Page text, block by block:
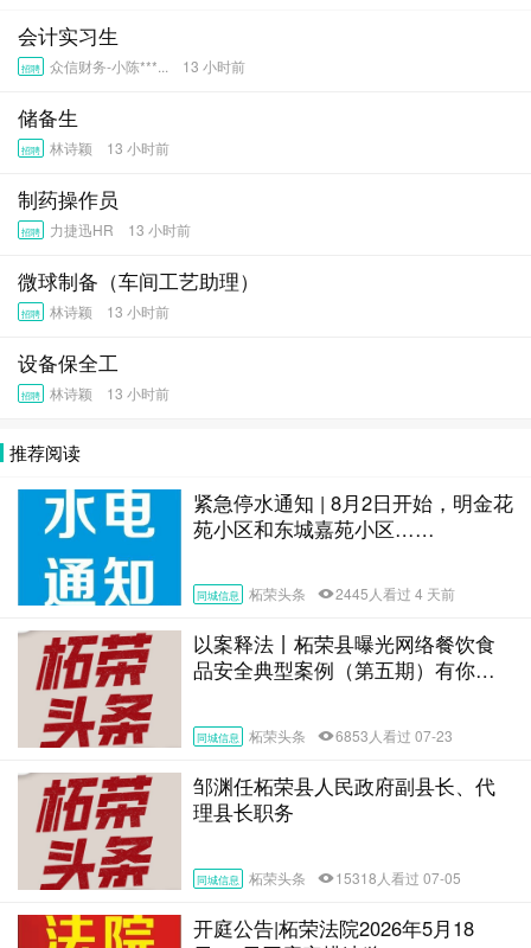
会计实习生
招聘 众信财务-小陈***... 13 小时前
储备生
招聘 林诗颖 13 小时前
制药操作员
招聘 力捷迅HR 13 小时前
微球制备（车间工艺助理）
招聘 林诗颖 13 小时前
设备保全工
招聘 林诗颖 13 小时前
推荐阅读
紧急停水通知 | 8月2日开始，明金花
苑小区和东城嘉苑小区……
同城信息 柘荣头条 2445人看过 4 天前
以案释法丨柘荣县曝光网络餐饮食
品安全典型案例（第五期）有你认
同城信息 柘荣头条 6853人看过 07-23
邹渊任柘荣县人民政府副县长、代
理县长职务
同城信息 柘荣头条 15318人看过 07-05
开庭公告|柘荣法院2026年5月18